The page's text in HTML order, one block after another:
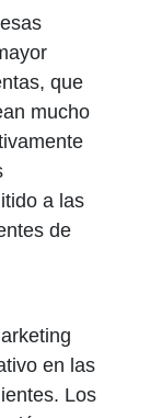
que
mucho
a las
de
en las
Los